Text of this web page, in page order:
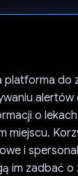
platforma do
o
miejscu.
i
im zadbać